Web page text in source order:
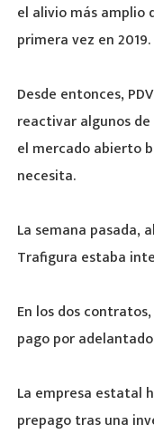
el alivio más amplio
primera vez en 2019.
Desde entonces,
reactivar algunos
el mercado abierto
necesita.
La semana pasada,
Trafigura estaba
En los dos
pago por
La empresa estatal
prepago tras una